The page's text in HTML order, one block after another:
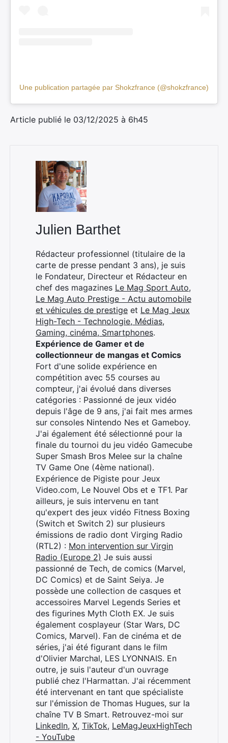
Une publication partagée par Shokzfrance (@shokzfrance)
Article publié le 03/12/2025 à 6h45
Julien Barthet
Rédacteur professionnel (titulaire de la
carte de presse pendant 3 ans), je suis
le Fondateur, Directeur et Rédacteur en
chef des magazines Le Mag Sport Auto,
Le Mag Auto Prestige - Actu automobile
et véhicules de prestige et Le Mag Jeux
High-Tech - Technologie, Médias,
Gaming, cinéma, Smartphones.
Expérience de Gamer et de
collectionneur de mangas et Comics
Fort d'une solide expérience en
compétition avec 55 courses au
compteur, j'ai évolué dans diverses
catégories : Passionné de jeux vidéo
depuis l'âge de 9 ans, j'ai fait mes armes
sur consoles Nintendo Nes et Gameboy.
J'ai également été sélectionné pour la
finale du tournoi du jeu vidéo Gamecube
Super Smash Bros Melee sur la chaîne
TV Game One (4ème national).
Expérience de Pigiste pour Jeux
Video.com, Le Nouvel Obs et e TF1. Par
ailleurs, je suis intervenu en tant
qu'expert des jeux vidéo Fitness Boxing
(Switch et Switch 2) sur plusieurs
émissions de radio dont Virging Radio
(RTL2) : Mon intervention sur Virgin
Radio (Europe 2) Je suis aussi
passionné de Tech, de comics (Marvel,
DC Comics) et de Saint Seiya. Je
possède une collection de casques et
accessoires Marvel Legends Series et
des figurines Myth Cloth EX. Je suis
également cosplayeur (Star Wars, DC
Comics, Marvel). Fan de cinéma et de
séries, j'ai été figurant dans le film
d'Olivier Marchal, LES LYONNAIS. En
outre, je suis l'auteur d'un ouvrage
publié chez l'Harmattan. J'ai récemment
été intervenant en tant que spécialiste
sur l'émission de Thomas Hugues, sur la
chaîne TV B Smart. Retrouvez-moi sur
LinkedIn, X, TikTok, LeMagJeuxHighTech
- YouTube